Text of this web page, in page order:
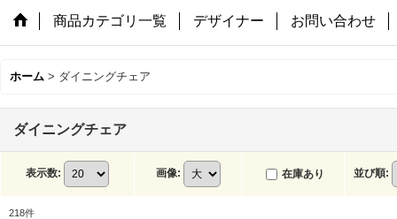
商品カテゴリ一覧 デザイナー お問い合わせ
ホーム > ダイニングチェア
ダイニングチェア
表示数: 画像: 在庫あり 並び順:
218件